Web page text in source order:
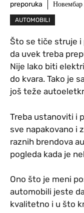
preporuka
AUTOMOBILI
Što se tiče struje i
da uvek treba
Nije lako biti
do kvara. Tako je
još teže
Treba ustanoviti i
sve napakovano i
raznih brendova
pogleda kada je
Ono što je meni
automobili jeste
kvalitetno i u što